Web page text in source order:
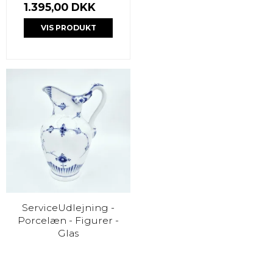
1.395,00 DKK
VIS PRODUKT
ServiceUdlejning -
Porcelæn - Figurer -
Glas